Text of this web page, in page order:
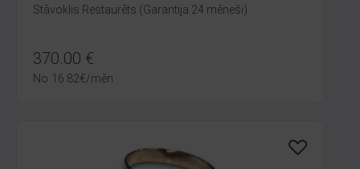
Stāvoklis Restaurēts (Garantija 24 mēneši)
370.00 €
No 16.82€/mēn.